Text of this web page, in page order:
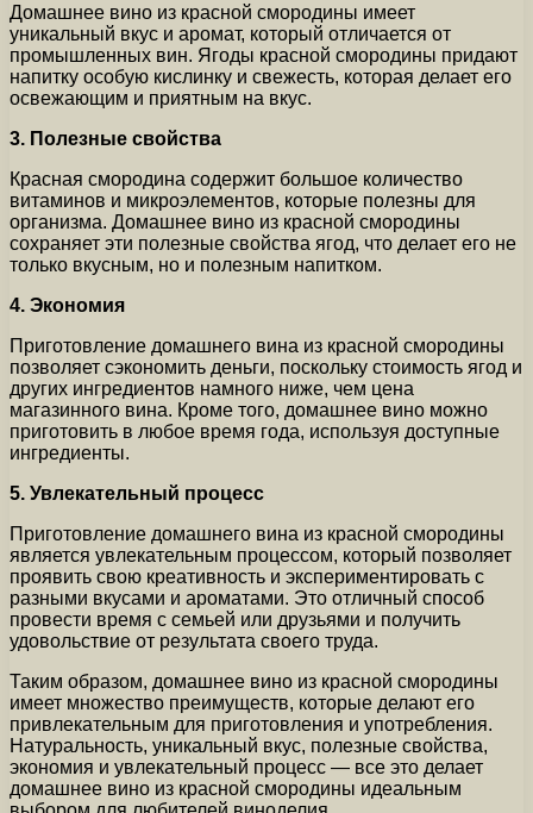
Домашнее вино из красной смородины имеет
уникальный вкус и аромат, который отличается от
промышленных вин. Ягоды красной смородины придают
напитку особую кислинку и свежесть, которая делает его
освежающим и приятным на вкус.
3. Полезные свойства
Красная смородина содержит большое количество
витаминов и микроэлементов, которые полезны для
организма. Домашнее вино из красной смородины
сохраняет эти полезные свойства ягод, что делает его не
только вкусным, но и полезным напитком.
4. Экономия
Приготовление домашнего вина из красной смородины
позволяет сэкономить деньги, поскольку стоимость ягод и
других ингредиентов намного ниже, чем цена
магазинного вина. Кроме того, домашнее вино можно
приготовить в любое время года, используя доступные
ингредиенты.
5. Увлекательный процесс
Приготовление домашнего вина из красной смородины
является увлекательным процессом, который позволяет
проявить свою креативность и экспериментировать с
разными вкусами и ароматами. Это отличный способ
провести время с семьей или друзьями и получить
удовольствие от результата своего труда.
Таким образом, домашнее вино из красной смородины
имеет множество преимуществ, которые делают его
привлекательным для приготовления и употребления.
Натуральность, уникальный вкус, полезные свойства,
экономия и увлекательный процесс — все это делает
домашнее вино из красной смородины идеальным